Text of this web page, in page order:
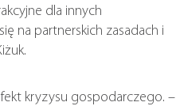
dla innych
na partnerskich zasadach i
kryzysu gospodarczego. –